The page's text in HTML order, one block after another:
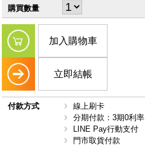
購買數量
加入購物車
立即結帳
付款方式
線上刷卡
分期付款：3期0利率
LINE Pay行動支付
門市取貨付款